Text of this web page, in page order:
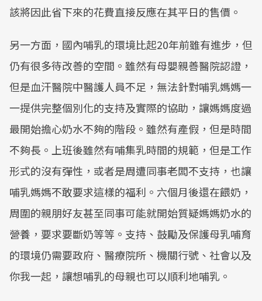
該將因此省下來的花費直接反應在其平日的售價。
另一方面，國內哺乳的環境比起20年前雖有進步，但
仍有很多待改善的空間。雖然有母嬰親善醫院認證，
但是血汗醫院中醫護人員不足，無法針對哺乳媽媽一
一提供完整個別化的支持及實際的協助，讓媽媽度過
最開始擔心奶水不夠的階段。雖然有產假，但是時間
不夠長。上班後雖然有哺集乳時間的規範，但是工作
形式的沒有彈性，或者是周遭同事老闆不支持，也讓
哺乳媽媽不敢要求這樣的福利。六個月後還在餵奶，
周圍的親朋好友甚至同事可能就開始質疑媽媽奶水的
營養，要求要斷奶等等。支持、鼓勵及保護母乳哺育
的環境仍需要政府、醫療院所、機關行號、社會以及
你我一起，讓想哺乳的母親也可以順利地哺乳。